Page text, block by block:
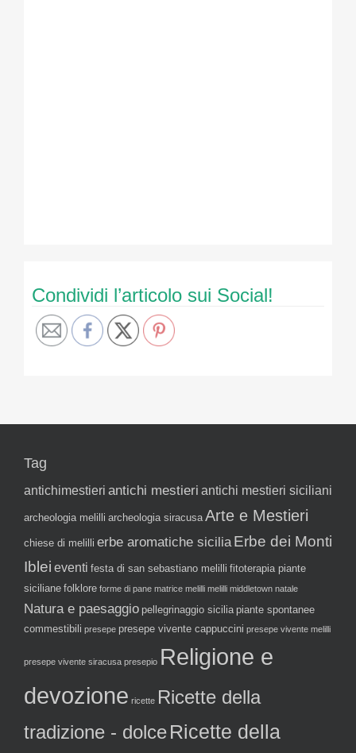
Condividi l’articolo sui Social!
Tag
antichimestieri antichi mestieri antichi mestieri siciliani
archeologia melilli archeologia siracusa Arte e Mestieri
chiese di melilli erbe aromatiche sicilia Erbe dei Monti
Iblei eventi festa di san sebastiano melilli fitoterapia piante
siciliane folklore forme di pane matrice melilli melilli middletown natale
Natura e paesaggio pellegrinaggio sicilia piante spontanee
commestibili presepe presepe vivente cappuccini presepe vivente melilli
presepe vivente siracusa presepio Religione e
devozione ricette Ricette della
tradizione - dolceRicette della